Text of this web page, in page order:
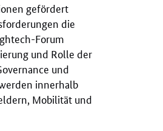
gefördert
die
Forum
und Rolle der
und
innerhalb
Mobilität und